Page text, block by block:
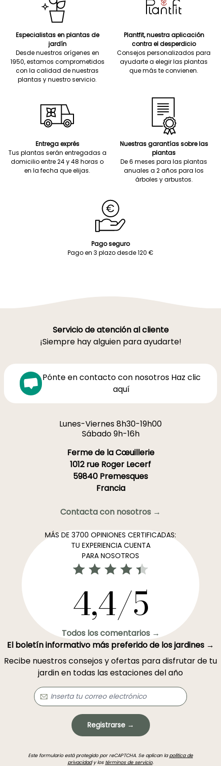
Especialistas en plantas de
jardín
Desde nuestros orígenes en
1950, estamos comprometidos
con la calidad de nuestras
plantas y nuestro servicio.
Plantfit, nuestra aplicación
contra el desperdicio
Consejos personalizados para
ayudarte a elegir las plantas
que más te convienen.
Entrega exprés
Tus plantas serán entregadas a
domicilio entre 24 y 48 horas o
en la fecha que elijas.
Nuestras garantías sobre las
plantas
De 6 meses para las plantas
anuales a 2 años para los
árboles y arbustos.
Pago seguro
Pago en 3 plazo desde 120 €
Servicio de atención al cliente
¡Siempre hay alguien para ayudarte!
Pónte en contacto con nosotros Haz clic
aquí
Lunes-Viernes 8h30-19h00
Sábado 9h-16h
Ferme de la Cœuillerie
1012 rue Roger Lecerf
59840 Premesques
Francia
Contacta con nosotros →
MÁS DE 3700 OPINIONES CERTIFICADAS:
TU EXPERIENCIA CUENTA
PARA NOSOTROS
4,4/5
Todos los comentarios →
El boletín informativo más preferido de los jardines →
Recibe nuestros consejos y ofertas para disfrutar de tu
jardin en todas las estaciones del año
Registrarse →
Este formulario está protegido por reCAPTCHA. Se aplican lapolítica de
privacidady los términos de servicio.